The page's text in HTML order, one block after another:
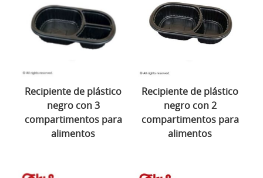
Recipiente de plástico
negro con 3
compartimentos para
alimentos
Recipiente de plástico
negro con 2
compartimentos para
alimentos